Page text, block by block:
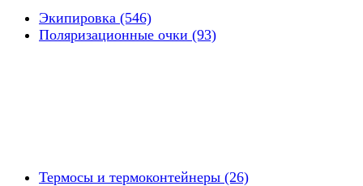
Экипировка (546)
Поляризационные очки (93)
Термосы и термоконтейнеры (26)